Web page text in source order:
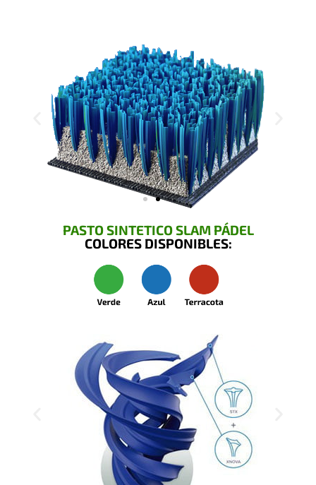
PASTO SINTETICO SLAM PÁDEL
COLORES DISPONIBLES: